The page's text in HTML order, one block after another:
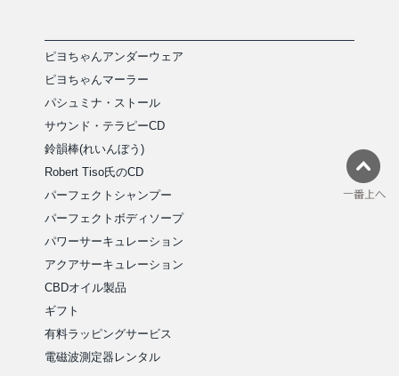
ピヨちゃんアンダーウェア
ピヨちゃんマーラー
パシュミナ・ストール
サウンド・テラピーCD
鈴韻棒(れいんぼう)
Robert Tiso氏のCD
パーフェクトシャンプー
パーフェクトボディソープ
パワーサーキュレーション
アクアサーキュレーション
CBDオイル製品
ギフト
有料ラッピングサービス
電磁波測定器レンタル